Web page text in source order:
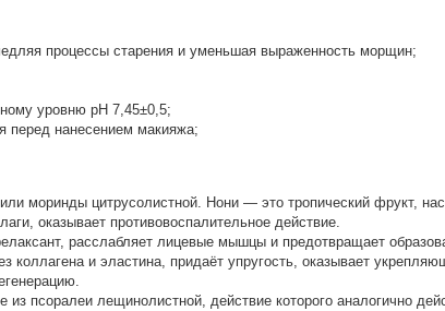
процессы старения и уменьшая выраженность морщин;
уровню pH 7,45±0,5;
перед нанесением макияжа;
или моринды цитрусолистной. Нони — это тропический фрукт,
оказывает противовоспалительное действие.
расслабляет лицевые мышцы и предотвращает
коллагена и эластина, придаёт упругость, оказывает
псоралеи лещинолистной, действие которого аналогично